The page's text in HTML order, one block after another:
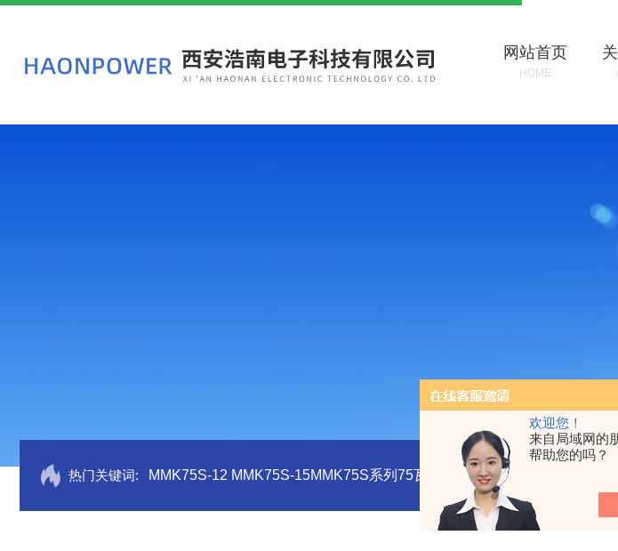
欢迎您！
来自局域网的
帮助您的吗？
网站首页
HOME
热门关键词: MMK75S-12 MMK75S-15MMK75S系列75瓦稳压电源MMK75S-24